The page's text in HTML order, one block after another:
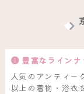
❶ 豊富なラインナ
人気のアンティ
以上の着物・浴衣